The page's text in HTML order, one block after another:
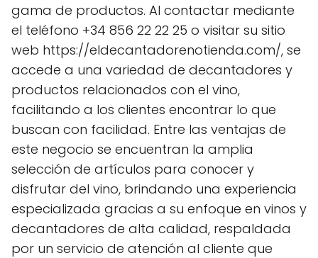
gama de productos. Al contactar mediante
el teléfono +34 856 22 22 25 o visitar su sitio
web https://eldecantadorenotienda.com/, se
accede a una variedad de decantadores y
productos relacionados con el vino,
facilitando a los clientes encontrar lo que
buscan con facilidad. Entre las ventajas de
este negocio se encuentran la amplia
selección de artículos para conocer y
disfrutar del vino, brindando una experiencia
especializada gracias a su enfoque en vinos y
decantadores de alta calidad, respaldada
por un servicio de atención al cliente que